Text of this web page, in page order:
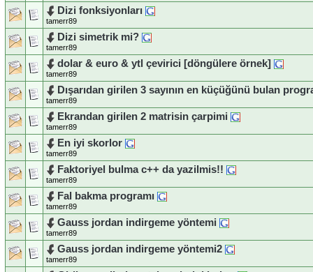
Dizi fonksiyonları
tamerr89
Dizi simetrik mi?
tamerr89
dolar & euro & ytl çevirici [döngülere örnek]
tamerr89
Dışarıdan girilen 3 sayının en küçüğünü bulan
tamerr89
Ekrandan girilen 2 matrisin çarpimi
tamerr89
En iyi skorlor
tamerr89
Faktoriyel bulma c++ da yazilmis!!
tamerr89
Fal bakma programı
tamerr89
Gauss jordan indirgeme yöntemi
tamerr89
Gauss jordan indirgeme yöntemi2
tamerr89